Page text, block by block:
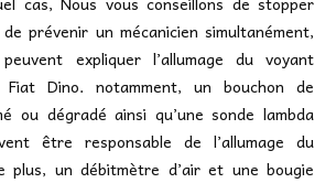
prévenir un mécanicien simultanément,
expliquer l’allumage du voyant
Dino. notamment, un bouchon de
ou dégradé ainsi qu’une sonde lambda
être responsable de l’allumage du
plus, un débitmètre d’air et une bougie